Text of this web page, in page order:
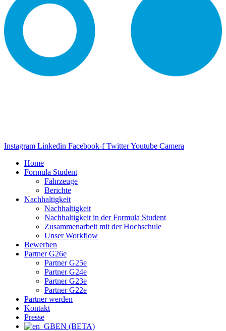
Instagram Linkedin Facebook-f TwitterYoutube Camera
Home
Formula Student
Fahrzeuge
Berichte
Nachhaltigkeit
Nachhaltigkeit
Nachhaltigkeit in der Formula Student
Zusammenarbeit mit der Hochschule
Unser Workflow
Bewerben
Partner G26e
Partner G25e
Partner G24e
Partner G23e
Partner G22e
Partner werden
Kontakt
Presse
EN (BETA)